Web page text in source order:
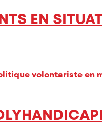
EN
volontariste en